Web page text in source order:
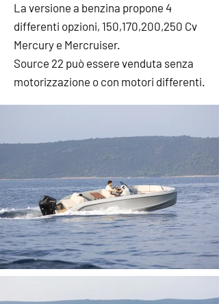
La versione a benzina propone 4
differenti opzioni, 150,170,200,250 Cv
Mercury e Mercruiser.
Source 22 può essere venduta senza
motorizzazione o con motori differenti.